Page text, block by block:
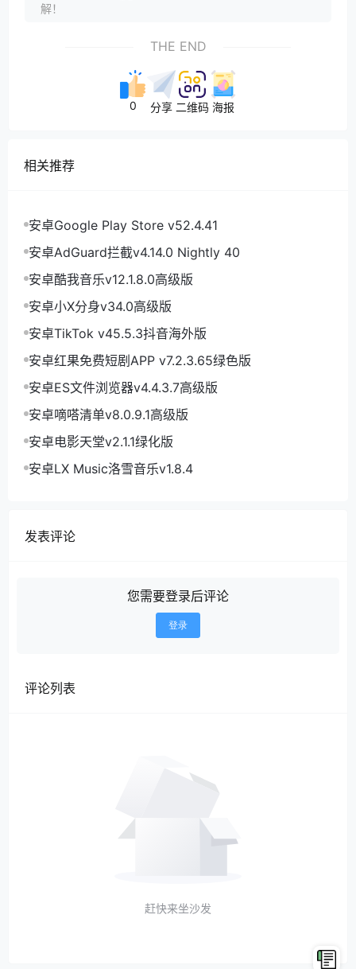
解！
THE END
0 分享 二维码 海报
相关推荐
安卓Google Play Store v52.4.41
安卓AdGuard拦截v4.14.0 Nightly 40
安卓酷我音乐v12.1.8.0高级版
安卓小X分身v34.0高级版
安卓TikTok v45.5.3抖音海外版
安卓红果免费短剧APP v7.2.3.65绿色版
安卓ES文件浏览器v4.4.3.7高级版
安卓嘀嗒清单v8.0.9.1高级版
安卓电影天堂v2.1.1绿化版
安卓LX Music洛雪音乐v1.8.4
发表评论
您需要登录后评论
登录
评论列表
赶快来坐沙发